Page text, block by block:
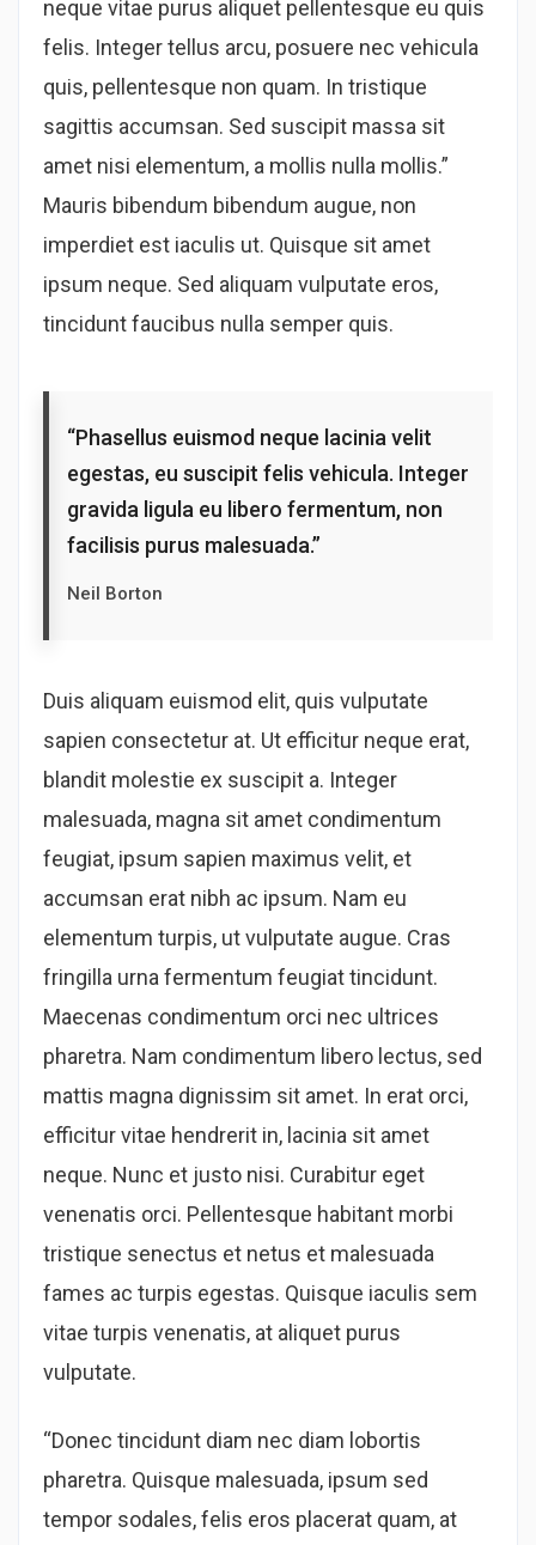
neque vitae purus aliquet pellentesque eu quis
felis. Integer tellus arcu, posuere nec vehicula
quis, pellentesque non quam. In tristique
sagittis accumsan. Sed suscipit massa sit
amet nisi elementum, a mollis nulla mollis.”
Mauris bibendum bibendum augue, non
imperdiet est iaculis ut. Quisque sit amet
ipsum neque. Sed aliquam vulputate eros,
tincidunt faucibus nulla semper quis.
“Phasellus euismod neque lacinia velit
egestas, eu suscipit felis vehicula. Integer
gravida ligula eu libero fermentum, non
facilisis purus malesuada.”
Neil Borton
Duis aliquam euismod elit, quis vulputate
sapien consectetur at. Ut efficitur neque erat,
blandit molestie ex suscipit a. Integer
malesuada, magna sit amet condimentum
feugiat, ipsum sapien maximus velit, et
accumsan erat nibh ac ipsum. Nam eu
elementum turpis, ut vulputate augue. Cras
fringilla urna fermentum feugiat tincidunt.
Maecenas condimentum orci nec ultrices
pharetra. Nam condimentum libero lectus, sed
mattis magna dignissim sit amet. In erat orci,
efficitur vitae hendrerit in, lacinia sit amet
neque. Nunc et justo nisi. Curabitur eget
venenatis orci. Pellentesque habitant morbi
tristique senectus et netus et malesuada
fames ac turpis egestas. Quisque iaculis sem
vitae turpis venenatis, at aliquet purus
vulputate.
“Donec tincidunt diam nec diam lobortis
pharetra. Quisque malesuada, ipsum sed
tempor sodales, felis eros placerat quam, at